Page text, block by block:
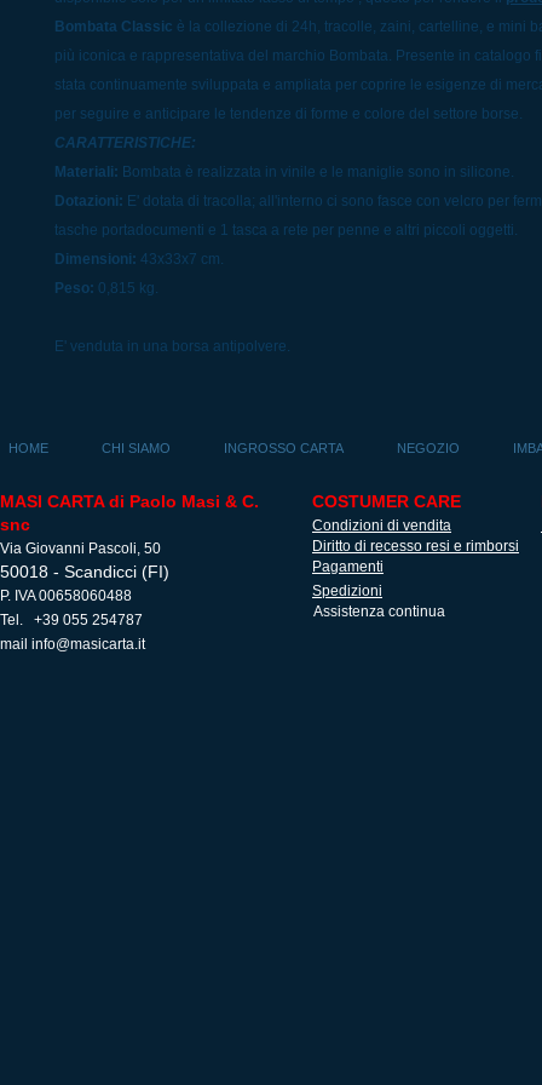
Bombata Classic è la collezione di 24h, tracolle, zaini, cartelline, e mini
più iconica e rappresentativa del marchio Bombata. Presente in catalogo
stata continuamente sviluppata e ampliata per coprire le esigenze di
per seguire e anticipare le tendenze di forme e colore del settore borse.
CARATTERISTICHE:
Materiali: Bombata è realizzata in vinile e le maniglie sono in silicone.
Dotazioni: E' dotata di tracolla; all'interno ci sono fasce con velcro per
tasche portadocumenti e 1 tasca a rete per penne e altri piccoli oggetti.
Dimensioni: 43x33x7 cm.
Peso: 0,815 kg.
E' venduta in una borsa antipolvere.
HOME CHI SIAMO INGROSSO CARTA NEGOZIO
MASI CARTA di Paolo Masi & C.
snc
Via Giovanni Pascoli, 50
50018 - Scandicci (FI)
P. IVA 00658060488
Tel. +39 055 254787
mail info@masicarta.it
COSTUMER CARE
Condizioni di vendita
Diritto di recesso resi e rimborsi
Pagamenti
Spedizioni
Assistenza continua